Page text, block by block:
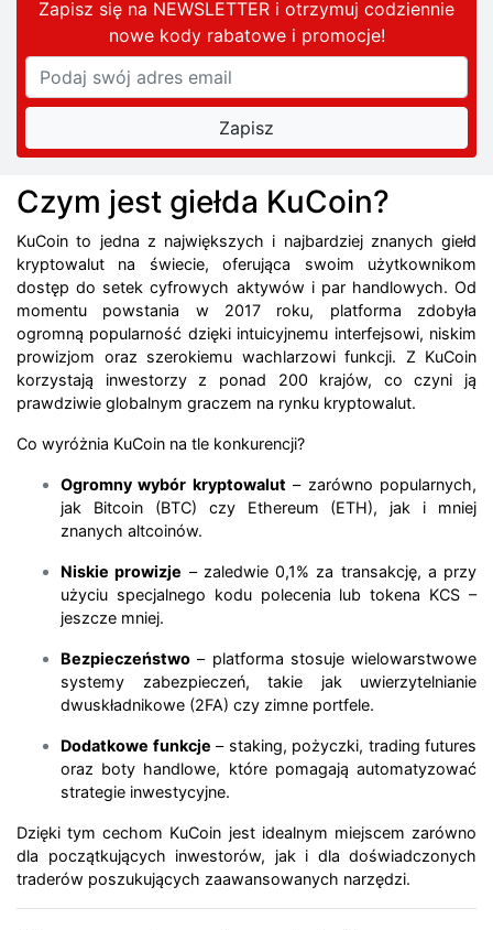
Zapisz się na NEWSLETTER i otrzymuj codziennie
nowe kody rabatowei promocje!
Czym jest giełda KuCoin?
KuCoin to jedna z największych i najbardziej znanych giełd
kryptowalut na świecie, oferująca swoim użytkownikom
dostęp do setek cyfrowych aktywów i par handlowych. Od
momentu powstania w 2017 roku, platforma zdobyła
ogromną popularność dzięki intuicyjnemu interfejsowi, niskim
prowizjom oraz szerokiemu wachlarzowi funkcji. Z KuCoin
korzystają inwestorzy z ponad 200 krajów, co czyni ją
prawdziwie globalnym graczem na rynku kryptowalut.
Co wyróżnia KuCoin na tle konkurencji?
Ogromny wybór kryptowalut – zarówno popularnych,
jak Bitcoin (BTC) czy Ethereum (ETH), jak i mniej
znanych altcoinów.
Niskie prowizje – zaledwie 0,1% za transakcję, a przy
użyciu specjalnego kodu polecenia lub tokena KCS –
jeszcze mniej.
Bezpieczeństwo – platforma stosuje wielowarstwowe
systemy zabezpieczeń, takie jak uwierzytelnianie
dwuskładnikowe (2FA) czy zimne portfele.
Dodatkowe funkcje – staking, pożyczki, trading futures
oraz boty handlowe, które pomagają automatyzować
strategie inwestycyjne.
Dzięki tym cechom KuCoin jest idealnym miejscem zarówno
dla początkujących inwestorów, jak i dla doświadczonych
traderów poszukujących zaawansowanych narzędzi.